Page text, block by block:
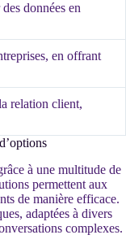
données en
en offrant
relation client,
à une multitude de
permettent aux
de manière efficace.
adaptées à divers
complexes.